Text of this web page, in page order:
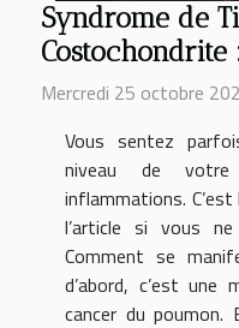
Syndrome de
Mercredi 25 octobre
Vous sentez
niveau de
inflammations.
l’article si vous
Comment se
d’abord, c’est une
cancer du poumon.